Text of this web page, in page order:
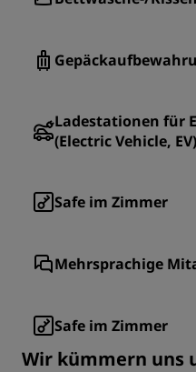
Ladestationen für
(Electric Vehicle, EV)
Safe im Zimmer
Mehrsprachige
Safe im Zimmer
Wir kümmern uns